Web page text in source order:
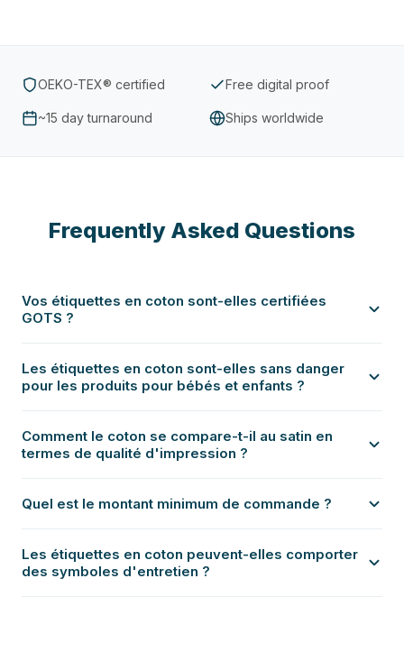
OEKO-TEX® certified Free digital proof
~15 day turnaround Ships worldwide
Frequently Asked Questions
Vos étiquettes en coton sont-elles certifiées
GOTS ?
Les étiquettes en coton sont-elles sans danger
pour les produits pour bébés et enfants ?
Comment le coton se compare-t-il au satin en
termes de qualité d'impression ?
Quel est le montant minimum de commande ?
Les étiquettes en coton peuvent-elles comporter
des symboles d'entretien ?